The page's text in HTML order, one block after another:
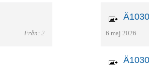
Från: 2 6 maj 2026